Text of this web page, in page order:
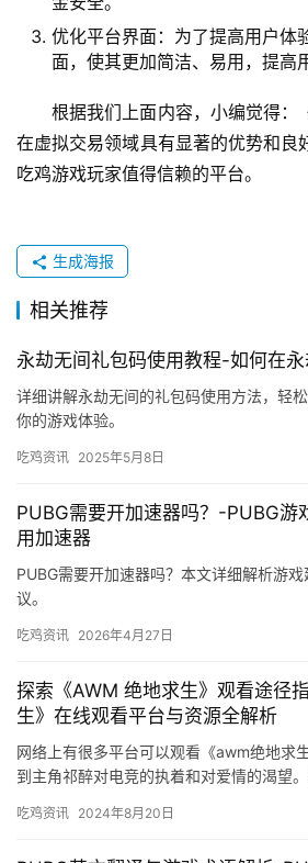
优化平台界面：为了提高用户体
面，使其更加简洁、易用，提高
根据我们上面内容，小编觉得：
在虚拟交易领域具有显著的优势和良
吃鸡游戏玩家值得信赖的平台。
生成海报
相关推荐
永劫无间礼包码使用教程-如何在
详细讲解永劫无间的礼包码使用方法，轻
你的游戏体验。
吃鸡资讯 2025年5月8日
PUBG需要开加速器吗？-PUBG游
用加速器
PUBG需要开加速器吗？本文详细解析游
议。
吃鸡资讯 2026年4月27日
探索《AWM 绝地求生》观看途径
生》在线观看平台与资源全解析
网络上有很多平台可以观看《awm绝地求
到主角祁醉对电竞的执着和对爱情的渴望
吃鸡资讯 2024年8月20日